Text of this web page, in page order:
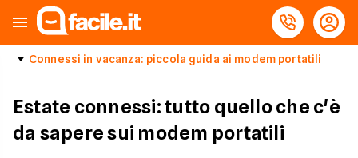
Connessi in vacanza: piccola guida ai modem portatili
Estate connessi: tutto quello che c'è
da sapere sui modem portatili